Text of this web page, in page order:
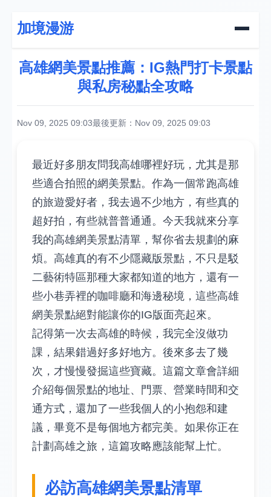
加境漫游
高雄網美景點推薦：IG熱門打卡景點
與私房秘點全攻略
Nov 09, 2025 09:03最後更新：Nov 09, 2025 09:03
最近好多朋友問我高雄哪裡好玩，尤其是那
些適合拍照的網美景點。作為一個常跑高雄
的旅遊愛好者，我去過不少地方，有些真的
超好拍，有些就普普通通。今天我就來分享
我的高雄網美景點清單，幫你省去規劃的麻
煩。高雄真的有不少隱藏版景點，不只是駁
二藝術特區那種大家都知道的地方，還有一
些小巷弄裡的咖啡廳和海邊秘境，這些高雄
網美景點絕對能讓你的IG版面亮起來。
記得第一次去高雄的時候，我完全沒做功
課，結果錯過好多好地方。後來多去了幾
次，才慢慢發掘這些寶藏。這篇文章會詳細
介紹每個景點的地址、門票、營業時間和交
通方式，還加了一些我個人的小抱怨和建
議，畢竟不是每個地方都完美。如果你正在
計劃高雄之旅，這篇攻略應該能幫上忙。
必訪高雄網美景點清單